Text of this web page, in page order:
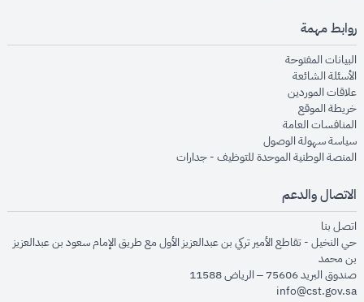
روابط مهمة
البيانات المفتوحةopens in new window
الأسئلة الشائعةopens in new window
علاقات الموردينopens in new window
خريطة الموقعopens in new window
المنافسات العامةopens in new window
سياسة سهولة الوصولopens in new window
المنصة الوطنية الموحدة للتوظيف - جداراتopens in new window
الاتصال والدعم
اتصل بنا
حي النخيل - تقاطع الأمير تركي بن عبدالعزيز الأول مع طريق الإمام سعود بن عبدالعزيز
بن محمد
صندوق البريد 75606 – الرياض 11588
info@cst.gov.sa